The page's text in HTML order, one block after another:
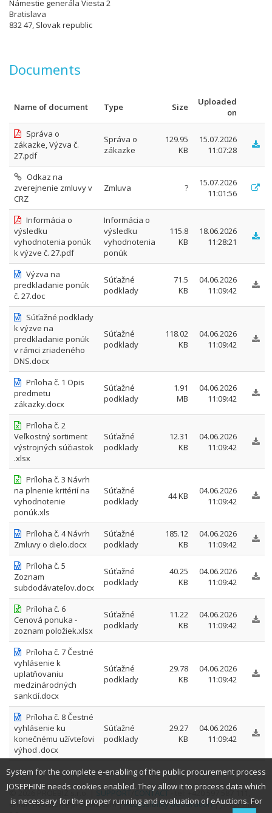
Námestie generála Viesta 2
Bratislava
832 47, Slovak republic
Documents
Name of document Type Size
Uploaded
on
Správa o
zákazke, Výzva č.
27.pdf
Správa o
zákazke
129.95
KB
15.07.2026
11:07:28
Odkaz na
zverejnenie zmluvy v
CRZ
Zmluva ?
15.07.2026
11:01:56
Informácia o
výsledku
vyhodnotenia ponúk
k výzve č. 27.pdf
Informácia o
výsledku
vyhodnotenia
ponúk
115.8
KB
18.06.2026
11:28:21
Výzva na
predkladanie ponúk
č. 27.doc
Súťažné
podklady
71.5
KB
04.06.2026
11:09:42
Súťažné podklady
k výzve na
predkladanie ponúk
v rámci zriadeného
DNS.docx
Súťažné
podklady
118.02
KB
04.06.2026
11:09:42
Príloha č. 1 Opis
predmetu
zákazky.docx
Súťažné
podklady
1.91
MB
04.06.2026
11:09:42
Príloha č. 2
Veľkostný sortiment
výstrojných súčiastok
.xlsx
Súťažné
podklady
12.31
KB
04.06.2026
11:09:42
Príloha č. 3 Návrh
na plnenie kritérií na
vyhodnotenie
ponúk.xls
Súťažné
podklady
44 KB
04.06.2026
11:09:42
Príloha č. 4 Návrh
Zmluvy o dielo.docx
Súťažné
podklady
185.12
KB
04.06.2026
11:09:42
Príloha č. 5
Zoznam
subdodávateľov.docx
Súťažné
podklady
40.25
KB
04.06.2026
11:09:42
Príloha č. 6
Cenová ponuka -
zoznam položiek.xlsx
Súťažné
podklady
11.22
KB
04.06.2026
11:09:42
Príloha č. 7 Čestné
vyhlásenie k
uplatňovaniu
medzinárodných
sankcií.docx
Súťažné
podklady
29.78
KB
04.06.2026
11:09:42
Príloha č. 8 Čestné
vyhlásenie ku
konečnému užívteľovi
výhod .docx
Súťažné
podklady
29.27
KB
04.06.2026
11:09:42
© 2026 PROEBIZ s.r.o. |SUPPORT/CONTACT- tel: +420 597 587 111,
email: houston@proebiz.com |Accessibility declaration| JOSEPHINE
System for the complete e-enabling of the public procurement process
JOSEPHINE needs cookies enabled. They allow it to process data which
is necessary for the proper running and evaluation of eAuctions. For